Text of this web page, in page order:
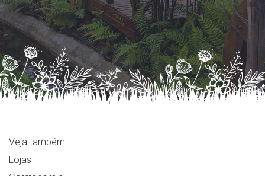
Veja também:
Lojas